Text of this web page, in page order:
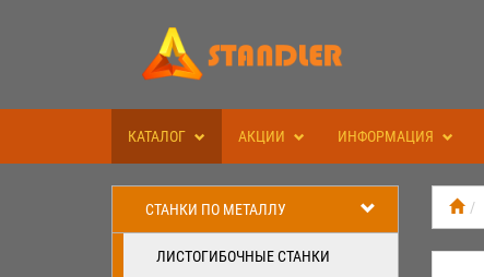
КАТАЛОГ АКЦИИ ИНФОРМАЦИЯ
СТАНКИ ПО МЕТАЛЛУ
ЛИСТОГИБОЧНЫЕ СТАНКИ